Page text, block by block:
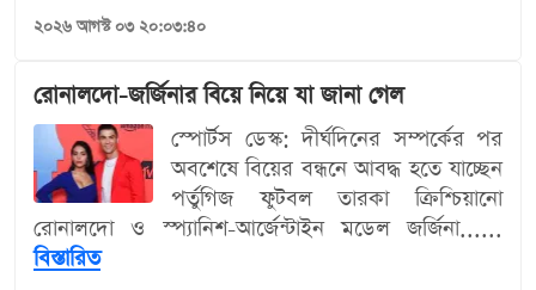
২০২৬ আগস্ট ০৩ ২০:০৩:৪০
রোনালদো-জর্জিনার বিয়ে নিয়ে যা জানা গেল
স্পোর্টস ডেস্ক: দীর্ঘদিনের সম্পর্কের পর
অবশেষে বিয়ের বন্ধনে আবদ্ধ হতে যাচ্ছেন
পর্তুগিজ ফুটবল তারকা ক্রিশ্চিয়ানো
রোনালদো ও স্প্যানিশ-আর্জেন্টাইন মডেল জর্জিনা......
বিস্তারিত